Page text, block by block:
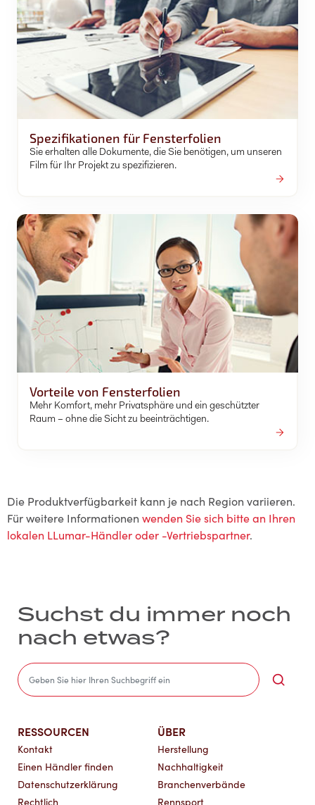
Spezifikationen für Fensterfolien
Sie erhalten alle Dokumente, die Sie benötigen, um unseren
Film für Ihr Projekt zu spezifizieren.
Vorteile von Fensterfolien
Mehr Komfort, mehr Privatsphäre und ein geschützter
Raum – ohne die Sicht zu beeinträchtigen.
Die Produktverfügbarkeit kann je nach Region variieren.
Für weitere Informationen wenden Sie sich bitte an Ihren
lokalen LLumar-Händler oder -Vertriebspartner.
Suchst du immer noch
nach etwas?
RESSOURCEN
Kontakt
Einen Händler finden
Datenschutzerklärung
Rechtlich
ÜBER
Herstellung
Nachhaltigkeit
Branchenverbände
Rennsport